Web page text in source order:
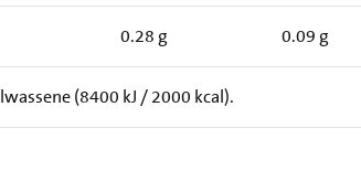
0.28 g 0.09 g
(8400 kJ / 2000 kcal).